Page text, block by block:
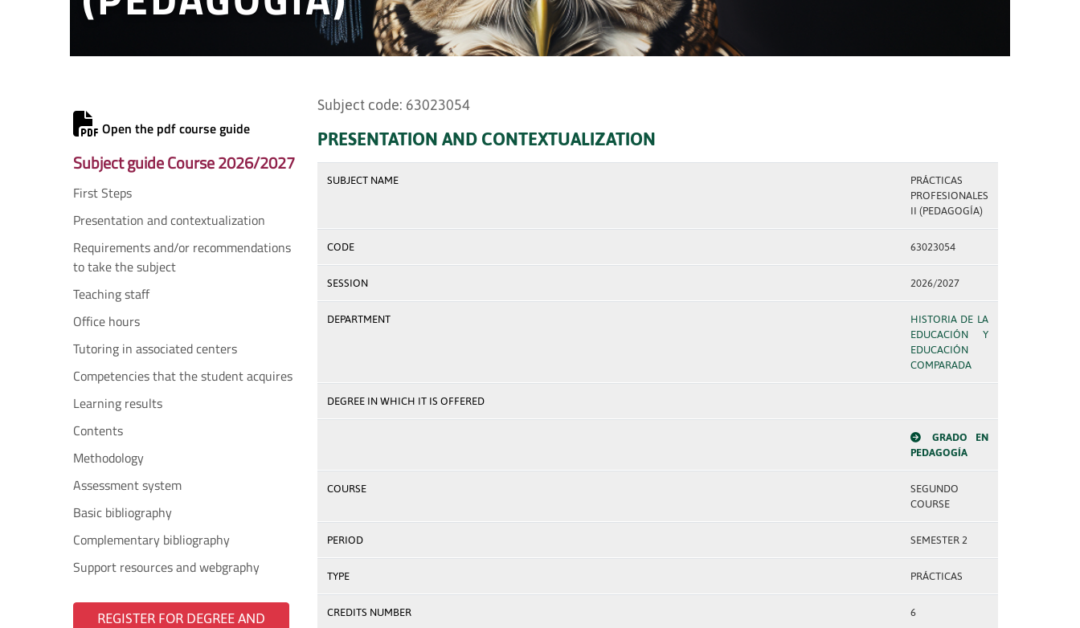
Open the pdf course guide
Subject guide Course 2026/2027
First Steps
Presentation and contextualization
Requirements and/or recommendations
to take the subject
Teaching staff
Office hours
Tutoring in associated centers
Competencies that the student acquires
Learning results
Contents
Methodology
Assessment system
Basic bibliography
Complementary bibliography
Support resources and webgraphy
REGISTER FOR DEGREE AND
Subject code: 63023054
PRESENTATION AND CONTEXTUALIZATION
SUBJECT NAME
PRÁCTICAS
PROFESIONALES
II (PEDAGOGÍA)
CODE 63023054
SESSION 2026/2027
DEPARTMENT
HISTORIA DE LA
EDUCACIÓN Y
EDUCACIÓN
COMPARADA
DEGREE IN WHICH IT IS OFFERED
GRADO EN
PEDAGOGÍA
COURSE
SEGUNDO
COURSE
PERIOD SEMESTER 2
TYPE PRÁCTICAS
CREDITS NUMBER 6